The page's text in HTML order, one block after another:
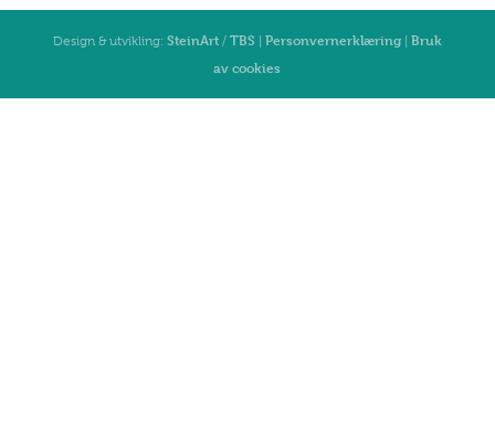
Design & utvikling: SteinArt/ TBS | Personvernerklæring| Bruk
av cookies